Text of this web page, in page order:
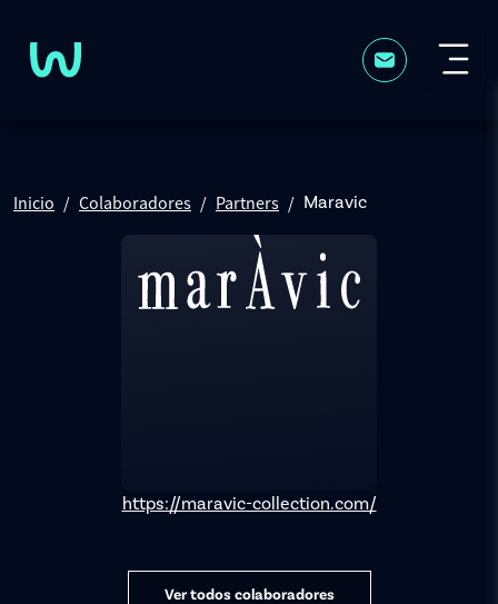
Inicio Colaboradores Partners Maravic
https://maravic-collection.com/
Ver todos colaboradores